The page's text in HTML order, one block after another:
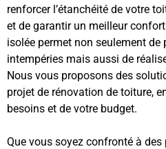
renforcer l’étanchéité de votre
et de garantir un meilleur
isolée permet non seulement
intempéries mais aussi de
Nous vous proposons des
projet de rénovation de toiture,
besoins et de votre budget.
Que vous soyez confronté à